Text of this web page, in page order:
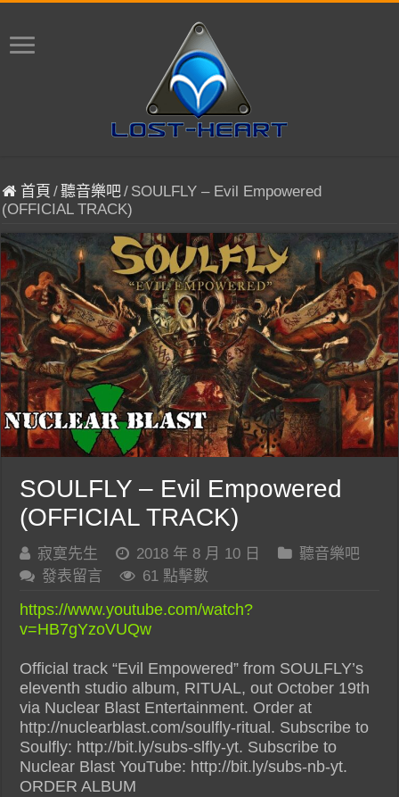
首頁 /聽音樂吧/ SOULFLY – Evil Empowered
(OFFICIAL TRACK)
SOULFLY – Evil Empowered
(OFFICIAL TRACK)
寂寞先生 2018 年 8 月 10 日
聽音樂吧
發表留言
61 點擊數
https://www.youtube.com/watch?
v=HB7gYzoVUQw
Official track “Evil Empowered” from SOULFLY’s
eleventh studio album, RITUAL, out October 19th
via Nuclear Blast Entertainment. Order at
http://nuclearblast.com/soulfly-ritual. Subscribe to
Soulfly: http://bit.ly/subs-slfly-yt. Subscribe to
Nuclear Blast YouTube: http://bit.ly/subs-nb-yt.
ORDER ALBUM